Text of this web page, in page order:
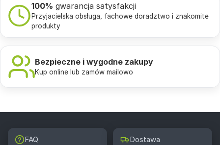
100% gwarancja satysfakcji
Przyjacielska obsługa, fachowe doradztwo i znakomite
produkty
Bezpieczne i wygodne zakupy
Kup online lub zamów mailowo
FAQ Dostawa